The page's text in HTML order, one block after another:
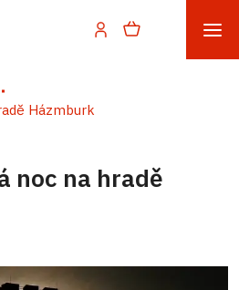
Házmburk
noc na hradě